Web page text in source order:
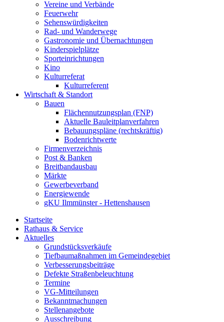
Vereine und Verbände
Feuerwehr
Sehenswürdigkeiten
Rad- und Wanderwege
Gastronomie und Übernachtungen
Kinderspielplätze
Sporteinrichtungen
Kino
Kulturreferat
Kulturreferent
Wirtschaft & Standort
Bauen
Flächennutzungsplan (FNP)
Aktuelle Bauleitplanverfahren
Bebauungspläne (rechtskräftig)
Bodenrichtwerte
Firmenverzeichnis
Post & Banken
Breitbandausbau
Märkte
Gewerbeverband
Energiewende
gKU Ilmmünster - Hettenshausen
Startseite
Rathaus & Service
Aktuelles
Grundstücksverkäufe
Tiefbaumaßnahmen im Gemeindegebiet
Verbesserungsbeiträge
Defekte Straßenbeleuchtung
Termine
VG-Mitteilungen
Bekanntmachungen
Stellenangebote
Ausschreibung